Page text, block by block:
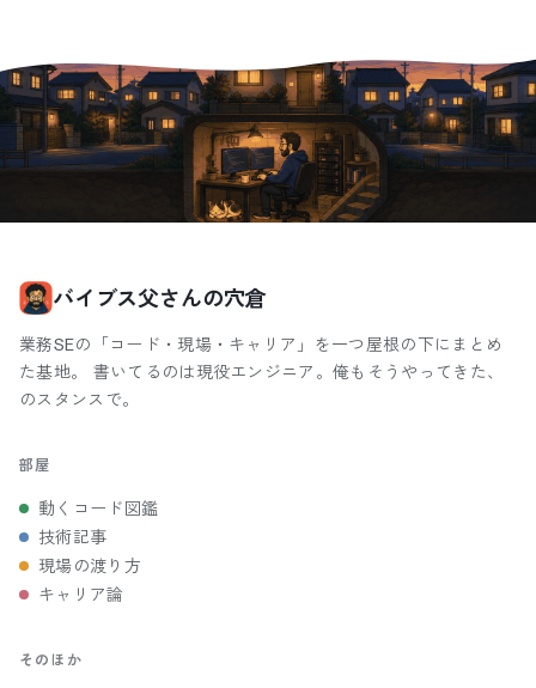
バイブス父さんの穴倉
業務SEの「コード・現場・キャリア」を一つ屋根の下にまとめ
た基地。 書いてるのは現役エンジニア。俺もそうやってきた、
のスタンスで。
部屋
動くコード図鑑
技術記事
現場の渡り方
キャリア論
そのほか